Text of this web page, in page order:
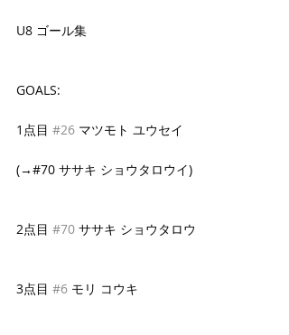
U8 ゴール集
GOALS:
1点目 #26 マツモト ユウセイ
(→#70 ササキ ショウタロウイ)
2点目 #70 ササキ ショウタロウ
3点目 #6 モリ コウキ